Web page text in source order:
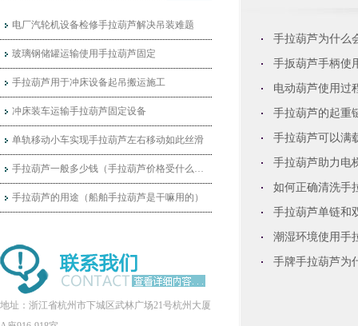
电厂汽轮机设备检修手拉葫芦解决吊装难题
玻璃钢储罐运输使用手拉葫芦固定
手拉葫芦用于冲床设备起吊搬运施工
冲床装车运输手拉葫芦固定设备
单轨移动小车实现手拉葫芦左右移动如此丝滑
手拉葫芦一般多少钱（手拉葫芦价格受什么影响
手拉葫芦的用途（船舶手拉葫芦是干嘛用的）
地址：浙江省杭州市下城区武林广场21号杭州大厦
手拉葫芦为什么
手扳葫芦手柄使
电动葫芦使用过
手拉葫芦的起重
手拉葫芦可以满
手拉葫芦助力电
如何正确清洗手
手拉葫芦单链和
潮湿环境使用手
手牌手拉葫芦为